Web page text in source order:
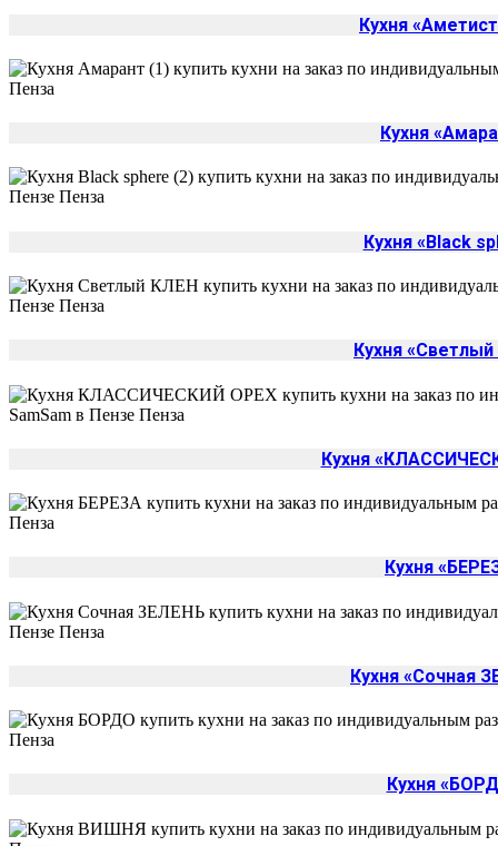
Кухня
Кухня
Кухня «Black
Кухня
Кухня
Кухня
Кухня «Сочная
Кухня